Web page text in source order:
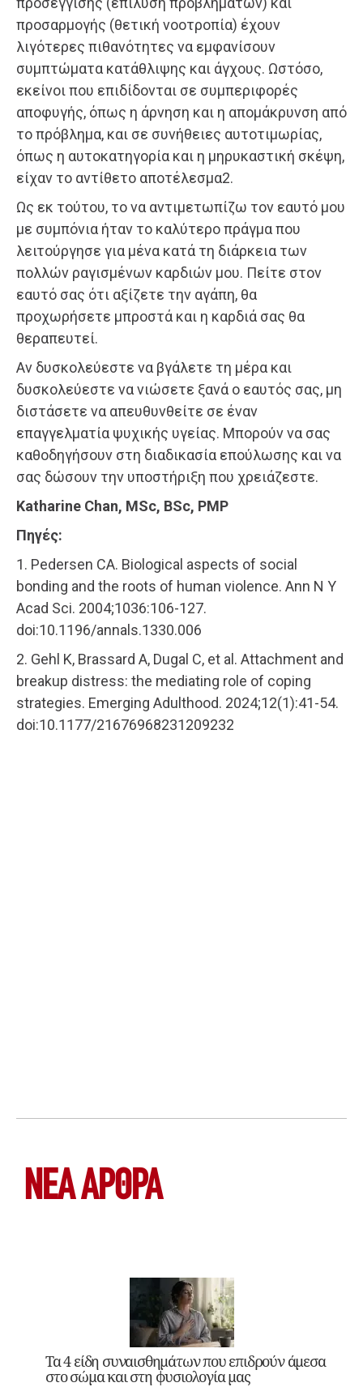
προσαρμογής (θετική νοοτροπία) έχουν
λιγότερες πιθανότητες να εμφανίσουν
συμπτώματα κατάθλιψης και άγχους. Ωστόσο,
εκείνοι που επιδίδονται σε συμπεριφορές
αποφυγής, όπως η άρνηση και η απομάκρυνση από
το πρόβλημα, και σε συνήθειες αυτοτιμωρίας,
όπως η αυτοκατηγορία και η μηρυκαστική σκέψη,
είχαν το αντίθετο αποτέλεσμα2.
Ως εκ τούτου, το να αντιμετωπίζω τον εαυτό μου
με συμπόνια ήταν το καλύτερο πράγμα που
λειτούργησε για μένα κατά τη διάρκεια των
πολλών ραγισμένων καρδιών μου. Πείτε στον
εαυτό σας ότι αξίζετε την αγάπη, θα
προχωρήσετε μπροστά και η καρδιά σας θα
θεραπευτεί.
Αν δυσκολεύεστε να βγάλετε τη μέρα και
δυσκολεύεστε να νιώσετε ξανά ο εαυτός σας, μη
διστάσετε να απευθυνθείτε σε έναν
επαγγελματία ψυχικής υγείας. Μπορούν να σας
καθοδηγήσουν στη διαδικασία επούλωσης και να
σας δώσουν την υποστήριξη που χρειάζεστε.
Katharine Chan, MSc, BSc, PMP
Πηγές:
1. Pedersen CA. Biological aspects of social
bonding and the roots of human violence. Ann N Y
Acad Sci. 2004;1036:106-127.
doi:10.1196/annals.1330.006
2. Gehl K, Brassard A, Dugal C, et al. Attachment and
breakup distress: the mediating role of coping
strategies. Emerging Adulthood. 2024;12(1):41-54.
doi:10.1177/21676968231209232
ΝΕΑ ΆΡΘΡΑ
Τα 4 είδη συναισθημάτων που επιδρούν άμεσα
στο σώμα και στη φυσιολογία μας